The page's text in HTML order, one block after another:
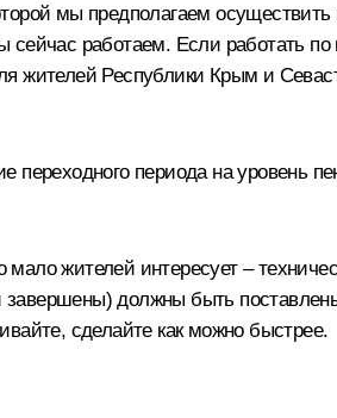
мы предполагаем
сейчас работаем. Если работать
жителей Республики Крым и
периода на уровень
жителей интересует –
должны быть
сделайте как можно быстрее.